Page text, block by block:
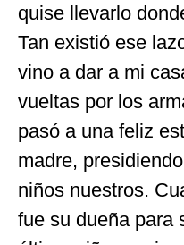
quise llevarlo
Tan existió ese
vino a dar a mi
vueltas por los
pasó a una feliz
madre,
niños nuestros.
fue su dueña para